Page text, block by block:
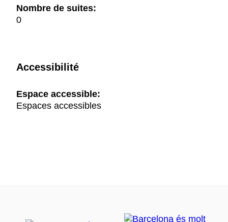
Nombre de suites:
0
Accessibilité
Espace accessible:
Espaces accessibles